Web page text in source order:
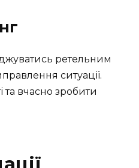
ретельним
ситуації.
вчасно зробити